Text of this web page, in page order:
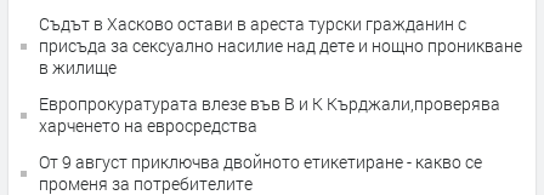
Съдът в Хасково остави в ареста турски гражданин с
присъда за сексуално насилие над дете и нощно проникване
в жилище
Европрокуратурата влезе във В и К Кърджали,проверява
харченето на евросредства
От 9 август приключва двойното етикетиране - какво се
променя за потребителите